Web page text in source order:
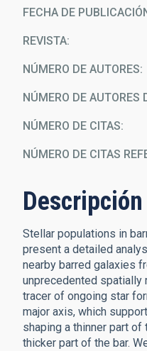
FECHA DE
REVISTA
NÚMERO DE AUTORES
NÚMERO DE AUTORES
NÚMERO DE CITAS
NÚMERO DE CITAS
Descripción
Stellar populations in
present a detailed
nearby barred galaxies
unprecedented spatially
tracer of ongoing star
major axis, which
shaping a thinner part
thicker part of the bar.